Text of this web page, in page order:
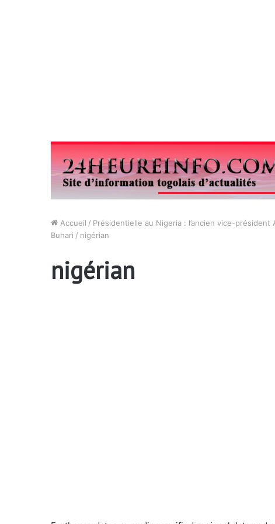
Accueil / Présidentielle au Nigeria : l’ancien vice-
Buhari / nigérian
nigérian